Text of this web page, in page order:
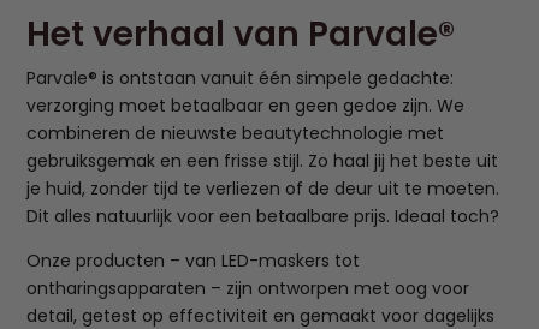
Het verhaal van Parvale®
Parvale® is ontstaan vanuit één simpele gedachte:
verzorging moet betaalbaar en geen gedoe zijn. We
combineren de nieuwste beautytechnologie met
gebruiksgemak en een frisse stijl. Zo haal jij het beste uit
je huid, zonder tijd te verliezen of de deur uit te moeten.
Dit alles natuurlijk voor een betaalbare prijs. Ideaal toch?
Onze producten – van LED-maskers tot
ontharingsapparaten – zijn ontworpen met oog voor
detail, getest op effectiviteit en gemaakt voor dagelijks